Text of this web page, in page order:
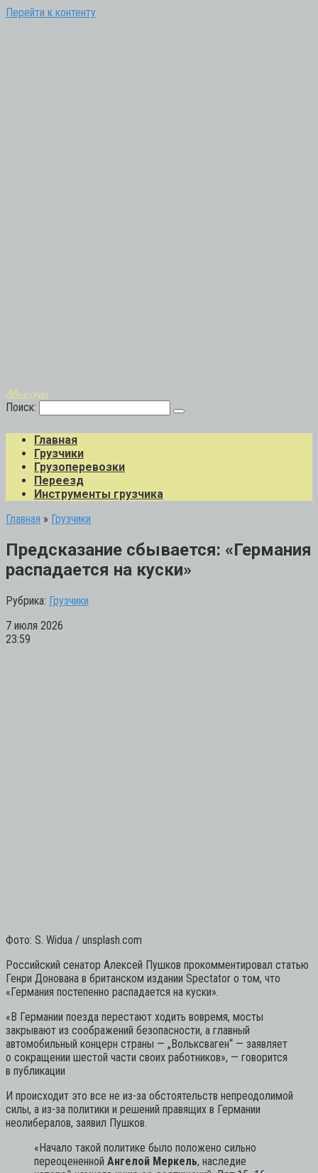
Перейти к контенту
Авто-грузо
Поиск:
Главная
Грузчики
Грузоперевозки
Переезд
Инструменты грузчика
Главная » Грузчики
Предсказание сбывается: «Германия
распадается на куски»
Рубрика: Грузчики
7 июля 2026
23:59
Фото: S. Widua / unsplash.com
Российский сенатор Алексей Пушков прокомментировал статью
Генри Донована в британском издании Spectator о том, что
«Германия постепенно распадается на куски».
«В Германии поезда перестают ходить вовремя, мосты
закрывают из соображений безопасности, а главный
автомобильный концерн страны — „Вольксвaген“ — заявляет
о сокращении шестой части своих работников», — говорится
в публикации
И происходит это все не из-за обстоятельств непреодолимой
силы, а из-за политики и решений правящих в Германии
неолибералов, заявил Пушков.
«Начало такой политике было положено сильно
переоцененной Ангелой Меркель, наследие